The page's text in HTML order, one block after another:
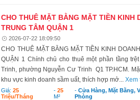
CHO THUÊ MẶT BẰNG MẶT TIỀN KINH
TRUNG TÂM QUẬN 1
2026-07-22 18:09:50
CHO THUÊ MẶT BẰNG MẶT TIỀN KINH
QUẬN 1 Chính chủ cho thuê một phần tầng
Trinh, phường Nguyễn Cư Trinh Q1 TP.HCM.
khu vực kinh doanh sầm uất, thích hợp mở...Xem
Giá:25
Triệu/tháng
- 25
M²
-Cửa Hàng, Mặt Bằng,
Phòng